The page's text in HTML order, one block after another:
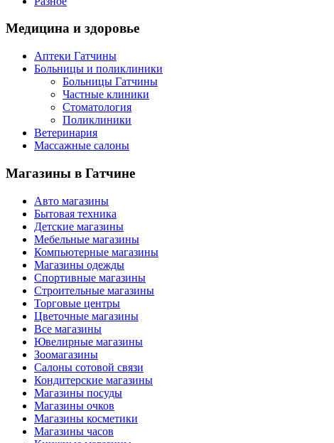
Медицина и здоровье
Аптеки Гатчины
Больницы и поликлиники
Больницы Гатчины
Частные клиники
Стоматология
Поликлиники
Ветеринария
Массажные салоны
Магазины в Гатчине
Авто магазины
Бытовая техника
Детские магазины
Мебельные магазины
Компьютерные магазины
Магазины одежды
Спортивные магазины
Строительные магазины
Торговые центры
Цветочные магазины
Все магазины
Ювелирные магазины
Зоомагазины
Салоны сотовой связи
Кондитерские магазины
Магазины посуды
Магазины очков
Магазины косметики
Магазины часов